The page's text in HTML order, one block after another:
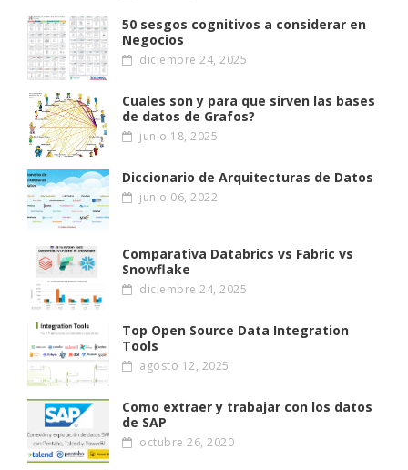
50 sesgos cognitivos a considerar en
Negocios
diciembre 24, 2025
Cuales son y para que sirven las bases
de datos de Grafos?
junio 18, 2025
Diccionario de Arquitecturas de Datos
junio 06, 2022
Comparativa Databrics vs Fabric vs
Snowflake
diciembre 24, 2025
Top Open Source Data Integration
Tools
agosto 12, 2025
Como extraer y trabajar con los datos
de SAP
octubre 26, 2020